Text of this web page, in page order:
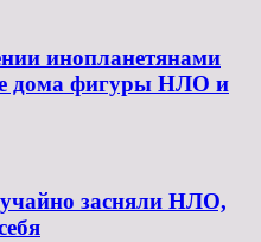
инопланетянами
дома фигуры НЛО и
засняли НЛО,